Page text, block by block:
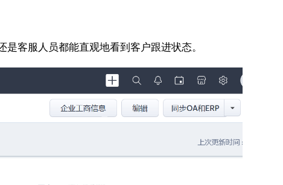
客服人员都能直观地看到客户跟进状态。